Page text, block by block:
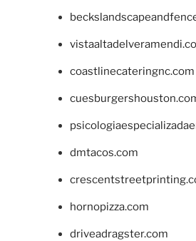
coastlinecateringnc.com
dmtacos.com
hornopizza.com
driveadragster.com